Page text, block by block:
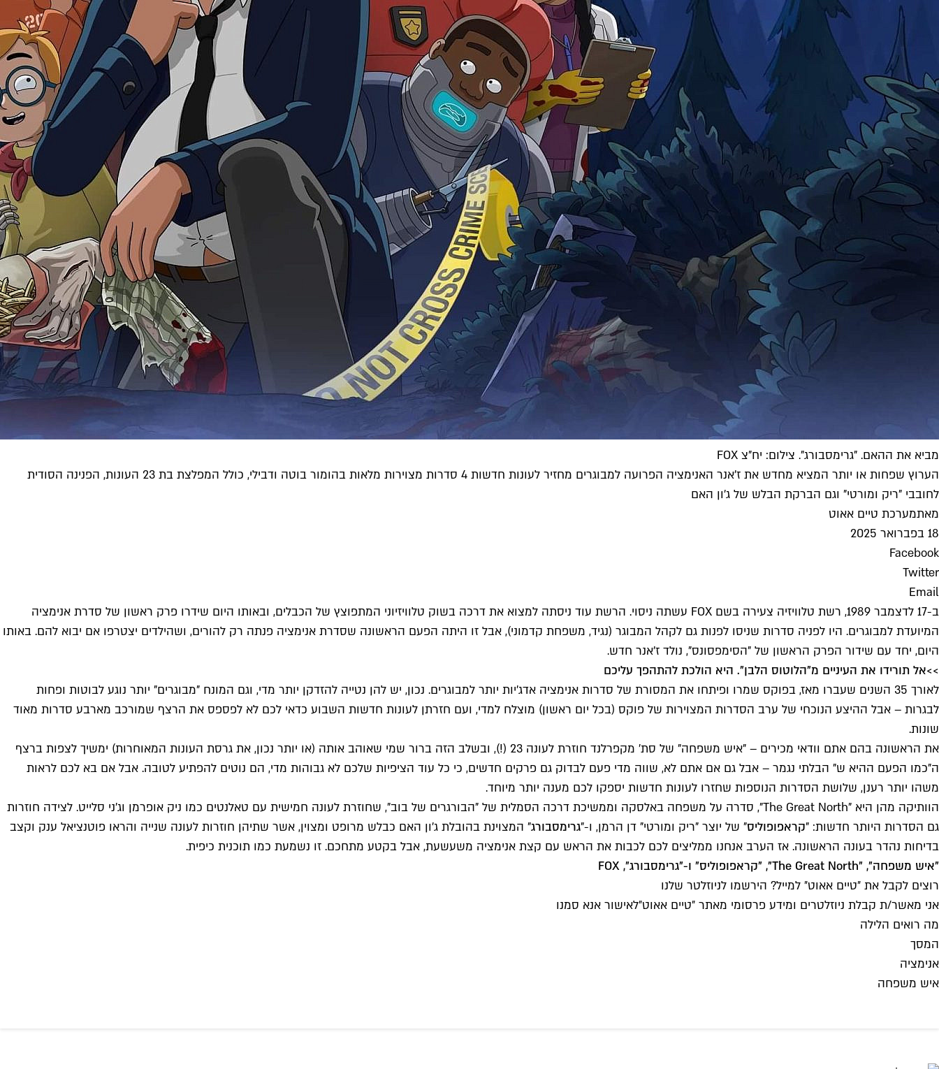
מביא את ההאם. "גרימסבורג". צילום: יח"צ FOX
הערוץ שפחות או יותר המציא מחדש את ז'אנר האנימציה הפרועה למבוגרים מחזיר לעונות חדשות 4 סדרות מצוירות מלאות בהומור בוטה ודבילי, כולל המפלצת בת 23 העונות, הפנינה הסודית
לחובבי "ריק ומורטי" וגם הברקת הבלש של ג'ון האם
מאתמערכת טיים אאוט
18 בפברואר 2025
Facebook
Twitter
Email
ב-17 לדצמבר 1989, רשת טלוויזיה צעירה בשם FOX עשתה ניסוי. הרשת עוד ניסתה למצוא את דרכה בשוק טלוויזיוני המתפוצץ של הכבלים, ובאותו היום שידרו פרק ראשון של סדרת אנימציה
המיועדת למבוגרים. היו לפניה סדרות שניסו לפנות גם לקהל המבוגר (נגיד, משפחת קדמוני), אבל זו היתה הפעם הראשונה שסדרת אנימציה פנתה רק להורים, ושהילדים יצטרפו אם יבוא להם. באותו
היום, יחד עם שידור הפרק הראשון של "הסימפסונס", נולד ז'אנר חדש.
>>אל תורידו את העיניים מ"הלוטוס הלבן". היא הולכת להתהפך עליכם
לאורך 35 השנים שעברו מאז, בפוקס שמרו ופיתחו את המסורת של סדרות אנימציה אדג'יות יותר למבוגרים. נכון, יש להן נטייה להזדקן יותר מדי, וגם המונח "מבוגרים" יותר נוגע לבוטות ופחות
לבגרות – אבל ההיצע הנוכחי של ערב הסדרות המצוירות של פוקס (בכל יום ראשון) מוצלח למדי, ועם חזרתן לעונות חדשות השבוע כדאי לכם לא לפספס את הרצף שמורכב מארבע סדרות מאוד
שונות.
את הראשונה בהם אתם וודאי מכירים – "איש משפחה" של סת' מקפרלנד חוזרת לעונה 23 (!), ובשלב הזה ברור שמי שאוהב אותה (או יותר נכון, את גרסת העונות המאוחרות) ימשיך לצפות ברצף
ה"כמו הפעם ההיא ש" הבלתי נגמר – אבל גם אם אתם לא, שווה מדי פעם לבדוק גם פרקים חדשים, כי כל עוד הציפיות שלכם לא גבוהות מדי, הם נוטים להפתיע לטובה. אבל אם בא לכם לראות
משהו יותר רענן, שלושת הסדרות הנוספות שחזרו לעונות חדשות יספקו לכם מענה יותר מיוחד.
הוותיקה מהן היא "The Great North", סדרה על משפחה באלסקה וממשיכת דרכה הסמלית של "הבורגרים של בוב", שחוזרת לעונה חמישית עם טאלנטים כמו ניק אופרמן וג'ני סלייט. לצידה חוזרות
גם הסדרות היותר חדשות: "קראפופוליס" של יוצר "ריק ומורטי" דן הרמן, ו-"גרימסבורג" המצוינת בהובלת ג'ון האם כבלש מרופט ומצוין, אשר שתיהן חוזרות לעונה שנייה והראו פוטנציאל ענק וקצב
בדיחות נהדר בעונה הראשונה. אז הערב אנחנו ממליצים לכם לכבות את הראש עם קצת אנימציה משעשעת, אבל בקטע מתחכם. זו נשמעת כמו תוכנית כיפית.
"איש משפחה", "The Great North", "קראפופוליס" ו-"גרימסבורג", FOX
רוצים לקבל את ״טיים אאוט״ למייל? הירשמו לניוזלטר שלנו
אני מאשר/ת קבלת ניוזלטרים ומידע פרסומי מאתר ״טיים אאוט״לאישור אנא סמנו
מה רואים הלילה
המסך
אנימציה
איש משפחה